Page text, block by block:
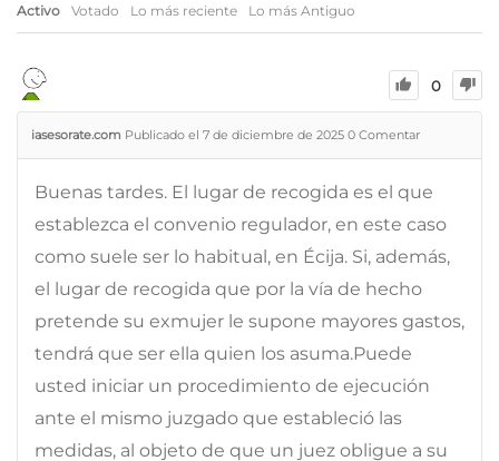
Activo Votado Lo más reciente Lo más Antiguo
0
iasesorate.com Publicado el 7 de diciembre de 2025 0 Comentar
Buenas tardes. El lugar de recogida es el que
establezca el convenio regulador, en este caso
como suele ser lo habitual, en Écija. Si, además,
el lugar de recogida que por la vía de hecho
pretende su exmujer le supone mayores gastos,
tendrá que ser ella quien los asuma.Puede
usted iniciar un procedimiento de ejecución
ante el mismo juzgado que estableció las
medidas, al objeto de que un juez obligue a su